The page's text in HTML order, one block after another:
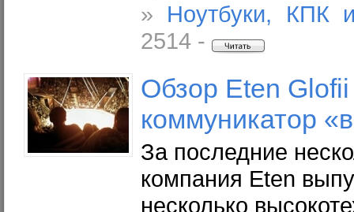
» Ноутбуки, КПК
2514 -
Обзор Eten
коммуникатор
За последние
компания Eten
несколько